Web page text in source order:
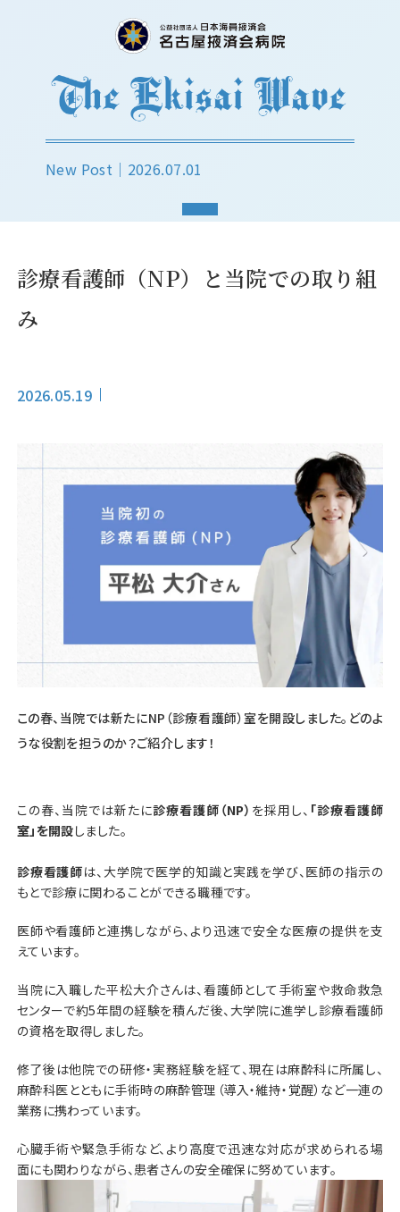
New Post｜ 2026.07.01
診療看護師（NP）と当院での取り組
み
2026.05.19
この春、当院では新たにNP（診療看護師）室を開設しました。どのよ
うな役割を担うのか？ご紹介します！
この春、当院では新たに診療看護師（NP） を採用し、 「診療看護師
室」を開設しました。
診療看護師は、大学院で医学的知識と実践を学び、医師の指示の
もとで診療に関わることができる職種です。
医師や看護師と連携しながら、より迅速で安全な医療の提供を支
えています。
当院に入職した平松大介さんは、看護師として手術室や救命救急
センターで約5年間の経験を積んだ後、大学院に進学し診療看護師
の資格を取得しました。
修了後は他院での研修・実務経験を経て、現在は麻酔科に所属し、
麻酔科医とともに手術時の麻酔管理（導入・維持・覚醒）など一連の
業務に携わっています。
心臓手術や緊急手術など、より高度で迅速な対応が求められる場
面にも関わりながら、患者さんの安全確保に努めています。